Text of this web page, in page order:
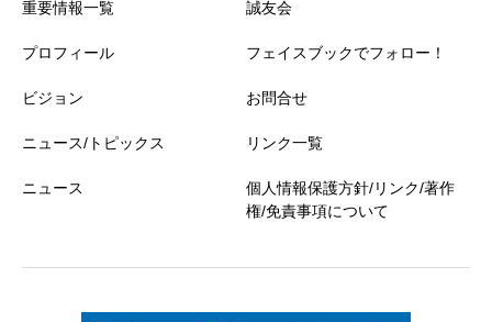
重要情報一覧
プロフィール
ビジョン
ニュース/トピックス
ニュース
誠友会
フェイスブックでフォロー！
お問合せ
リンク一覧
個人情報保護方針/リンク/著作
権/免責事項について